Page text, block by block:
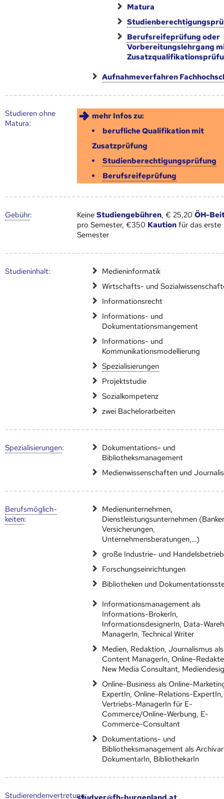
Matura
Berufsreifeprüfung oder
Vorbereitungslehrgang
Aufnahmeverfahren
Studieren ohne
Matura:
mehr Infos zu:
berufliche Qualifikation mit
Zusatzprüfung
Studienberechtigungsprüfung
Berufsreifeprüfung
Gebühr: KeineStudiengebühren, € 25,20ÖH-
pro Semester, €350 Kaution für das erste
Semester
Studien­inhalt:
Medieninformatik
Wirtschafts- und
Informationsrecht
Informations- und
Dokumentationsmangement
Informations- und
Kommunikationsmodellierung
Speziali­sierungen
Projektstudie
Sozialkompetenz
zwei Bachelorarbeiten
Speziali­sierungen:
Dokumentations- und
Bibliotheksmanagement
Medienwissenschaften und
Berufs­möglich­
keiten:
Medienunternehmen,
Dienstleistungsunternehmen
Versicherungen,
Unternehmensberatungen,…)
große Industrie- und
Forschungseinrichtungen
Bibliotheken und
Informationsmanagement als
Informations-BrokerIn,
InformationsdesignerIn, Data-
ManagerIn, Technical Writer
Medien, Redaktion, Journalismus als
Content ManagerIn, Online-
New Media Consultant,
Online-Business als Online-
ExpertIn, Online-Relations-ExpertIn,
Vertriebs-ManagerIn für E-
Commerce/Online-Werbung, E-
Commerce-Consultant
Dokumentations- und
Bibliotheksmanagement als
DokumentarIn, BibliothekarIn
Studierendenvertretung: